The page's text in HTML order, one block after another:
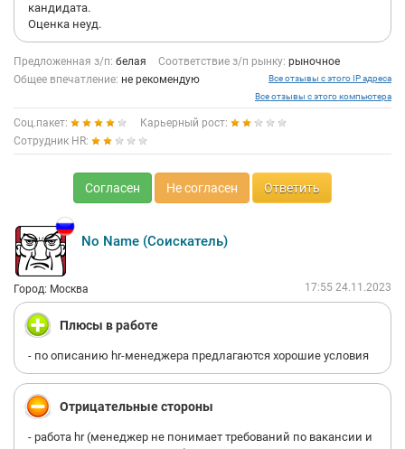
кандидата.
Оценка неуд.
Предложенная з/п: белая Соответствие з/п рынку: рыночное
Общее впечатление: не рекомендую
Все отзывы с этого IP адреса
Все отзывы с этого компьютера
Соц.пакет:
Карьерный рост:
Сотрудник HR:
Согласен Не согласен Ответить
No Name (Соискатель)
Город: Москва 17:55 24.11.2023
Плюсы в работе
- по описанию hr-менеджера предлагаются хорошие условия
Отрицательные стороны
- работа hr (менеджер не понимает требований по вакансии и